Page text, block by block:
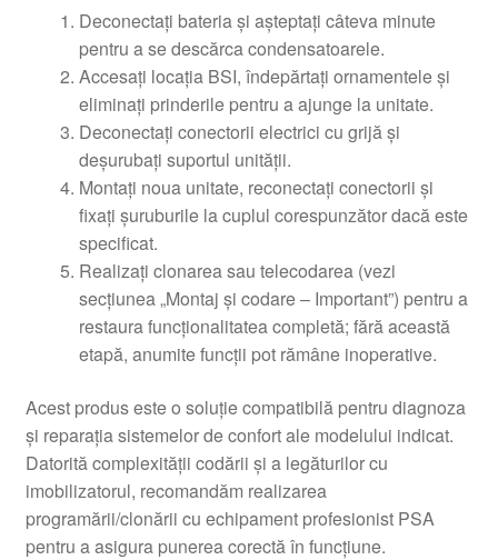
Deconectați bateria și așteptați câteva minute
pentru a se descărca condensatoarele.
Accesați locația BSI, îndepărtați ornamentele și
eliminați prinderile pentru a ajunge la unitate.
Deconectați conectorii electrici cu grijă și
deșurubați suportul unității.
Montați noua unitate, reconectați conectorii și
fixați șuruburile la cuplul corespunzător dacă este
specificat.
Realizați clonarea sau telecodarea (vezi
secțiunea „Montaj și codare – Important”) pentru a
restaura funcționalitatea completă; fără această
etapă, anumite funcții pot rămâne inoperative.
Acest produs este o soluție compatibilă pentru diagnoza
și reparația sistemelor de confort ale modelului indicat.
Datorită complexității codării și a legăturilor cu
imobilizatorul, recomandăm realizarea
programării/clonării cu echipament profesionist PSA
pentru a asigura punerea corectă în funcțiune.